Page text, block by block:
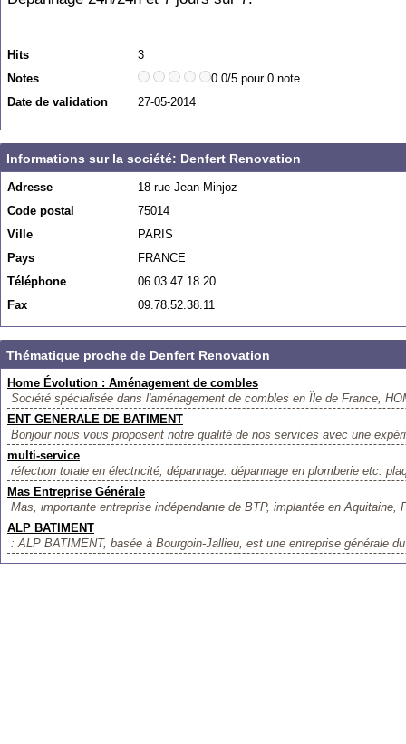
Hits
3
Notes
0.0/5 pour 0 note
Date de validation
27-05-2014
Informations sur la société: Denfert Renovation
Adresse
18 rue Jean Minjoz
Code postal
75014
Ville
PARIS
Pays
FRANCE
Téléphone
06.03.47.18.20
Fax
09.78.52.38.11
Thématique proche de Denfert Renovation
Home Évolution : Aménagement de combles
Société spécialisée dans l'aménagement de combles en Île de France,
ENT GENERALE DE BATIMENT
Bonjour nous vous proposent notre qualité de nos services avec une
multi-service
réfection totale en électricité, dépannage. dépannage en plomberie etc.
Mas Entreprise Générale
Mas, importante entreprise indépendante de BTP, implantée en Aquitaine,
ALP BATIMENT
: ALP BATIMENT, basée à Bourgoin-Jallieu, est une entreprise générale